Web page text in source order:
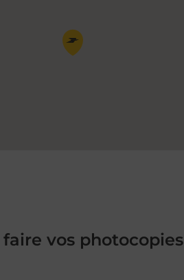
Pin de la carte
vos photocopies